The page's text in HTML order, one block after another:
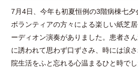
7月4日、今年も初夏恒例の3階病棟七夕
ボランティアの方々による楽しい紙芝
ーディオン演奏がありました。患者さ
に誘われて思わず口ずさみ、時には涙
院生活をふと忘れる心温まるひと時でし